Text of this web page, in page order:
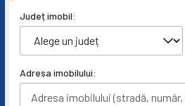
Județ imobil:
Adresa imobilului: